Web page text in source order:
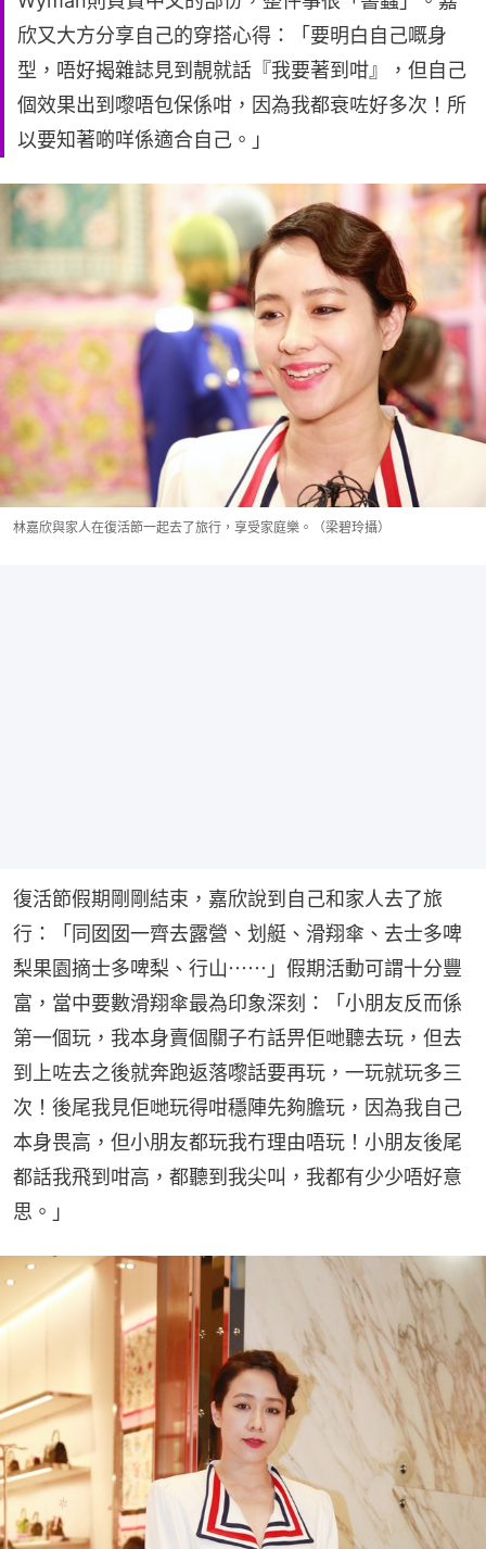
欣又大方分享自己的穿搭心得：「要明白自己嘅身
型，唔好揭雜誌見到靚就話『我要著到咁』，但自己
個效果出到嚟唔包保係咁，因為我都衰咗好多次！所
以要知著啲咩係適合自己。」
林嘉欣與家人在復活節一起去了旅行，享受家庭樂。（梁碧玲攝）
復活節假期剛剛結束，嘉欣說到自己和家人去了旅
行：「同囡囡一齊去露營、划艇、滑翔傘、去士多啤
梨果園摘士多啤梨、行山⋯⋯」假期活動可謂十分豐
富，當中要數滑翔傘最為印象深刻：「小朋友反而係
第一個玩，我本身賣個關子冇話畀佢哋聽去玩，但去
到上咗去之後就奔跑返落嚟話要再玩，一玩就玩多三
次！後尾我見佢哋玩得咁穩陣先夠膽玩，因為我自己
本身畏高，但小朋友都玩我冇理由唔玩！小朋友後尾
都話我飛到咁高，都聽到我尖叫，我都有少少唔好意
思。」